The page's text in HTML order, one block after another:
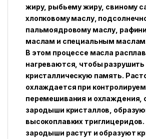
жиру, рыбьему жиру, свиному
хлопковому маслу,
пальмоядровому маслу,
маслам и специальным
В этом процессе масла
нагреваются, чтобы
кристаллическую память.
охлаждается при
перемешивания и охлаждения,
зародыши кристаллов,
высокоплавких
зародыши растут и образуют